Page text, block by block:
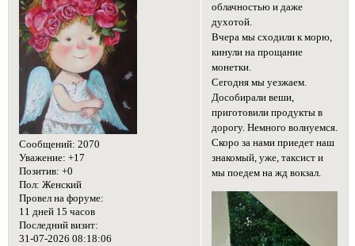
Сообщений: 2070
Уважение: +17
Позитив: +0
Пол: Женский
Провел на форуме:
11 дней 15 часов
Последний визит:
31-07-2026 08:18:06
облачностью и даже
духотой.
Вчера мы сходили к морю,
кинули на прощание
монетки.
Сегодня мы уезжаем.
Дособирали веши,
приготовили продукты в
дорогу. Немного волнуемся.
Скоро за нами приедет наш
знакомый, уже, таксист и
мы поедем на жд вокзал.